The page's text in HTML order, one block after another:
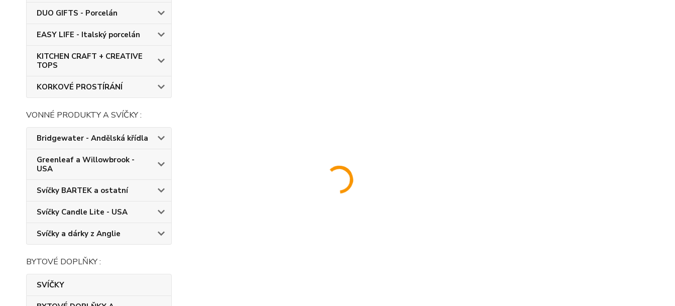
DUO GIFTS - Porcelán
EASY LIFE - Italský porcelán
KITCHEN CRAFT + CREATIVE
TOPS
KORKOVÉ PROSTÍRÁNÍ
VONNÉ PRODUKTY A SVÍČKY :
Bridgewater - Andělská křídla
Greenleaf a Willowbrook -
USA
Svíčky BARTEK a ostatní
Svíčky Candle Lite - USA
Svíčky a dárky z Anglie
BYTOVÉ DOPLŇKY :
SVÍČKY